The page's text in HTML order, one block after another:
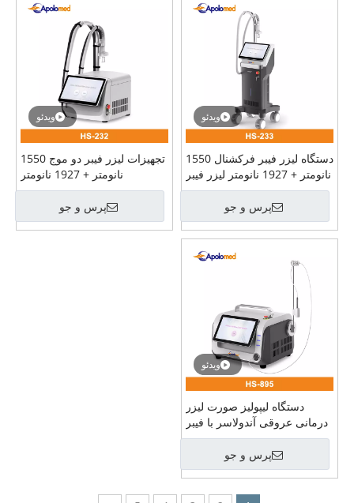
ویدئو
دستگاه لیزر فیبر فرکشنال 1550
نانومتر + 1927 نانومتر لیزر فیبر
دو موج
پرس و جو
ویدئو
تجهیزات لیزر فیبر دو موج 1550
نانومتر + 1927 نانومتر
پرس و جو
ویدئو
دستگاه لیپولیز صورت لیزر
درمانی عروقی آندولاسر با فیبر
980+1470 نانومتری
پرس و جو